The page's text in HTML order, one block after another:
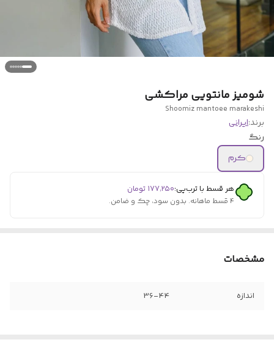
شومیز مانتویی مراکشی
Shoomiz mantoee marakeshi
برند:ایرانی
رنگ
کرم
هر قسط با ترب‌پی:۱۷۷٬۲۵۰ تومان
۴ قسط ماهانه. بدون سود، چک و ضامن.
مشخصات
اندازه 36-44